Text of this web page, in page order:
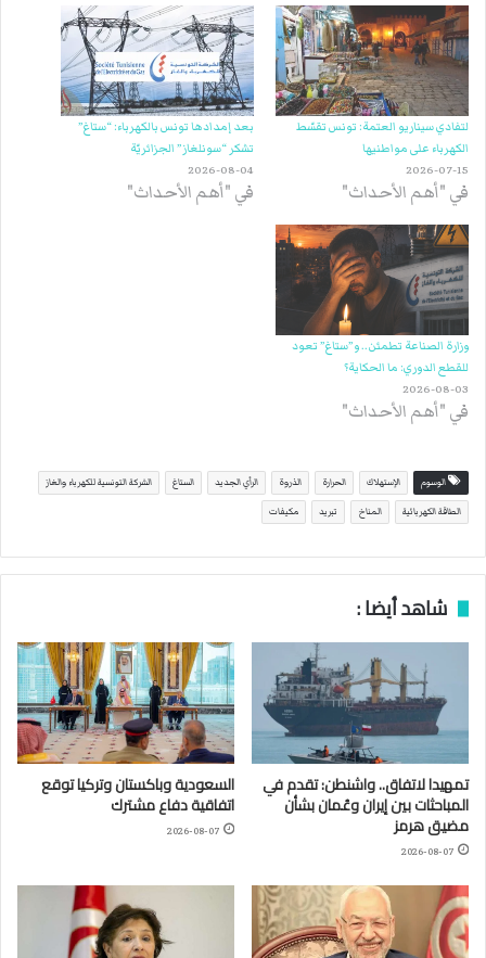
لتفادي سيناريو العتمة: تونس تقسّط
الكهرباء على مواطنيها
2026-07-15
في "أهم الأحداث"
بعد إمدادها تونس بالكهرباء: “ستاغ”
تشكر “سونلغاز” الجزائريّة
2026-08-04
في "أهم الأحداث"
وزارة الصناعة تطمئن.. و”ستاغ” تعود
للقطع الدوري: ما الحكاية؟
2026-08-03
في "أهم الأحداث"
الوسوم الإستهلاك الحرارة الذروة الرأي الجديد الستاغ الشركة التونسية للكهرباء والغاز
الطاقة الكهربائية المناخ تبريد مكيفات
شاهد أيضا :
تمهيدا لاتفاق.. واشنطن: تقدم في
المباحثات بين إيران وعُمان بشأن
مضيق هرمز
2026-08-07
السعودية وباكستان وتركيا توقع
اتفاقية دفاع مشترك
2026-08-07